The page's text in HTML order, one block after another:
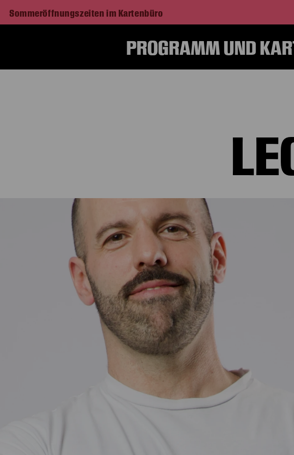
Sommeröffnungszeiten im Kartenbüro
PROGRAMM UND